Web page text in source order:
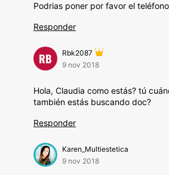
Podrias poner por favor el
Responder
RB
Rbk2087
9 nov 2018
Hola, Claudia como estás? tú
también estás buscando doc?
Responder
Karen_Multiestetica
9 nov 2018